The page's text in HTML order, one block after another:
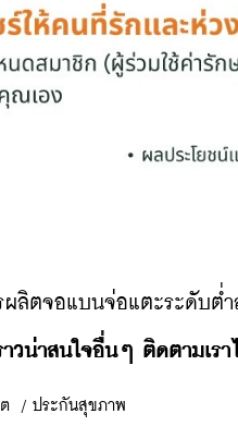
ลิตจอแบนจ่อแตะระดับต่
าวน่าสนใจอื่นๆ ติดตามเร
/ ประกันสุขภาพ